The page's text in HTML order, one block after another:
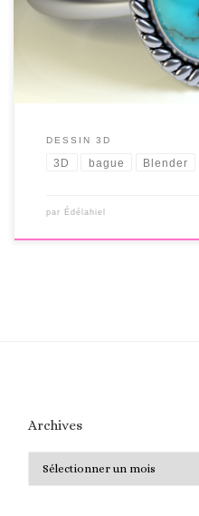
DESSIN 3D
3D bague Blender
par Édélahiel
Archives